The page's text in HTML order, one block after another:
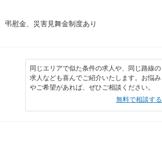
慰金、災害見舞金制度あり
同じエリアで似た条件の求人や、同じ路線の
求人なども喜んでご紹介いたします。お悩み
やご希望があれば、ぜひご相談ください。
無料で相談する